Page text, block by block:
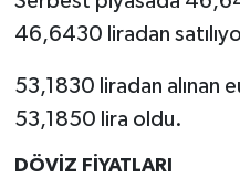
46,6430 liradan
53,1830 liradan alınan
53,1850 lira oldu.
DÖVİZ FİYATLARI